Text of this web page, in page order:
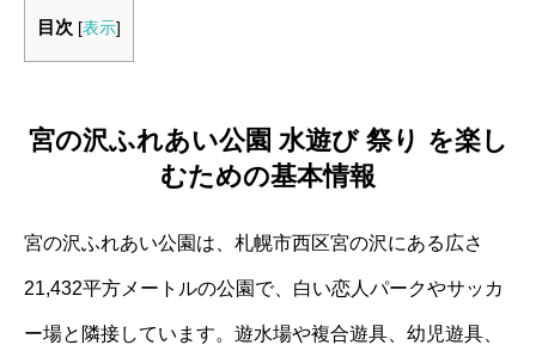
目次 [表示]
宮の沢ふれあい公園 水遊び 祭り を楽し
むための基本情報
宮の沢ふれあい公園は、札幌市西区宮の沢にある広さ
21,432平方メートルの公園で、白い恋人パークやサッカ
ー場と隣接しています。遊水場や複合遊具、幼児遊具、